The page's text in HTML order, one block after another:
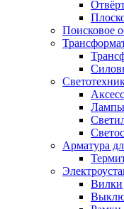
Поисковое
Лампы
Арматура
Вилки